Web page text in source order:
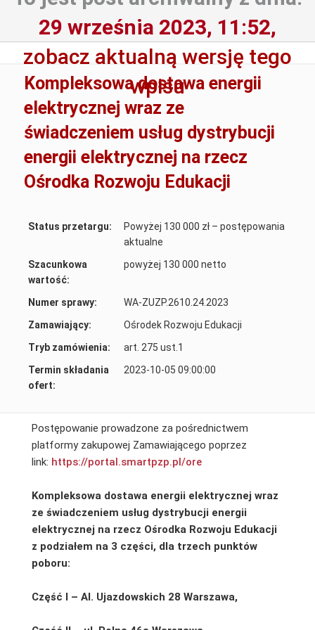
29 września 2023, 11:52,
zobacz aktualną wersję tego
wpisu
Kompleksowa dostawa energii
elektrycznej wraz ze
świadczeniem usług dystrybucji
energii elektrycznej na rzecz
Ośrodka Rozwoju Edukacji
Status przetargu:
Powyżej 130 000 zł – postępowania
aktualne
Szacunkowa
wartość:
powyżej 130 000 netto
Numer sprawy:
WA-ZUZP.2610.24.2023
Zamawiający:
Ośrodek Rozwoju Edukacji
Tryb zamówienia:
art. 275 ust.1
Termin składania
ofert:
2023-10-05 09:00:00
Postępowanie prowadzone za pośrednictwem
platformy zakupowej Zamawiającego poprzez
link: https://portal.smartpzp.pl/ore
Kompleksowa dostawa energii elektrycznej wraz
ze świadczeniem usług dystrybucji energii
elektrycznej na rzecz Ośrodka Rozwoju Edukacji
z podziałem na 3 części, dla trzech punktów
poboru:
Część I – Al. Ujazdowskich 28 Warszawa,